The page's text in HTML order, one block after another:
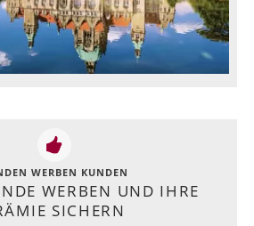
WERBEN KUNDEN
WERBEN UND IHRE
SICHERN